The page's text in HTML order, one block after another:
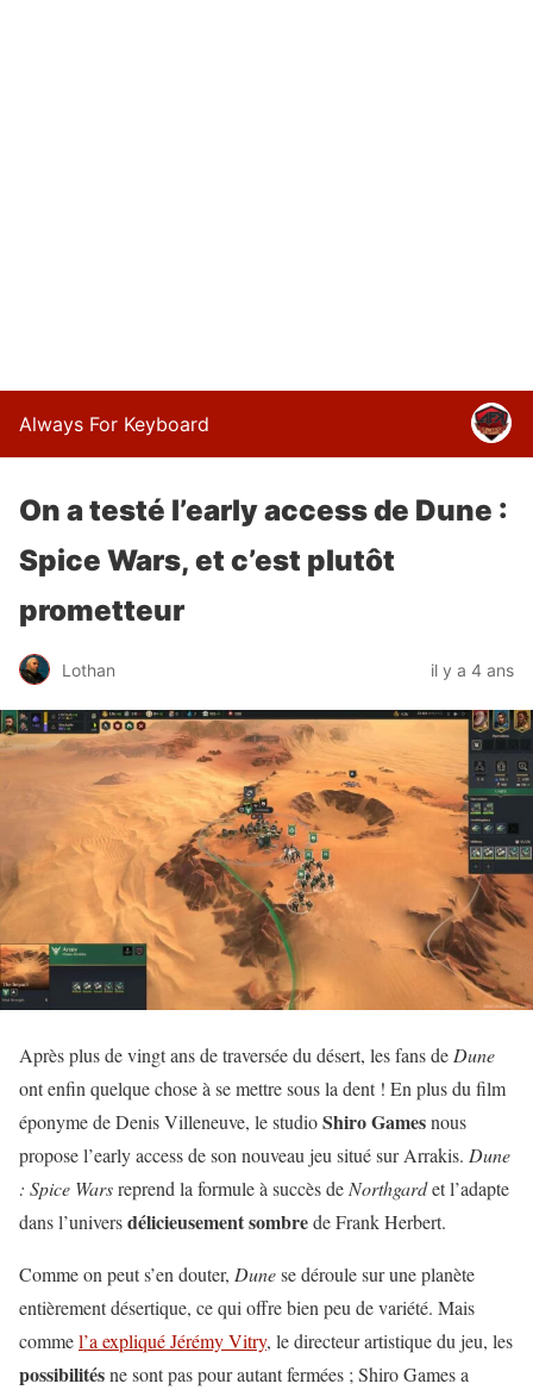
Always For Keyboard
On a testé l’early access de Dune :
Spice Wars, et c’est plutôt
prometteur
Lothan il y a 4 ans
Après plus de vingt ans de traversée du désert, les fans de Dune
ont enfin quelque chose à se mettre sous la dent ! En plus du film
éponyme de Denis Villeneuve, le studioShiroGamesnous
propose l’early access de son nouveau jeu situé sur Arrakis. Dune
: Spice Warsreprend la formule à succès de Northgardet l’adapte
dans l’universdélicieusementsombrede Frank Herbert.
Comme on peut s’en douter, Dunese déroule sur une planète
entièrement désertique, ce qui offre bien peu de variété. Mais
commel’a expliqué Jérémy Vitry, le directeur artistique du jeu, les
possibilitésne sont pas pour autant fermées ; Shiro Games a